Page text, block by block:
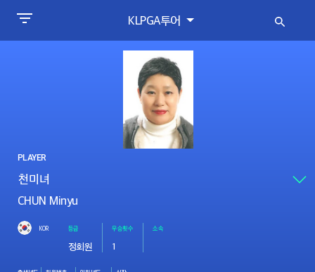
KLPGA투어
PLAYER
CHUN Minyu
KOR 등급
정회원
우승횟수
1
소속